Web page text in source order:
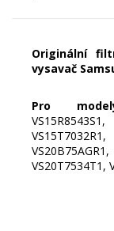
Originální
vysavač
Pro
VS20T7534T1,